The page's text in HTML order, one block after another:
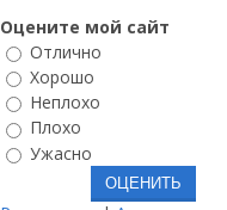
Оцените мой сайт
Отлично
Хорошо
Неплохо
Плохо
Ужасно